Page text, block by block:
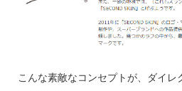
こんな素敵なコンセプトが、ダイレ